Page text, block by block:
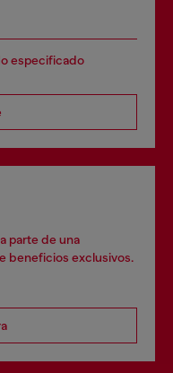
especificado
parte de una
beneficios exclusivos.